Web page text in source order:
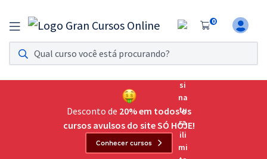
0
Assinatura Ilimitada 11
Acesso a todos os cursos. Teste grátis por 7 dias!
Assinatura OAB Até Passar
Acesso ilimitado a toda preparação para o Exame da
Desconto de 20% em todos os
cursos avulsos do site SÓ HOJE!
Conhecer cursos